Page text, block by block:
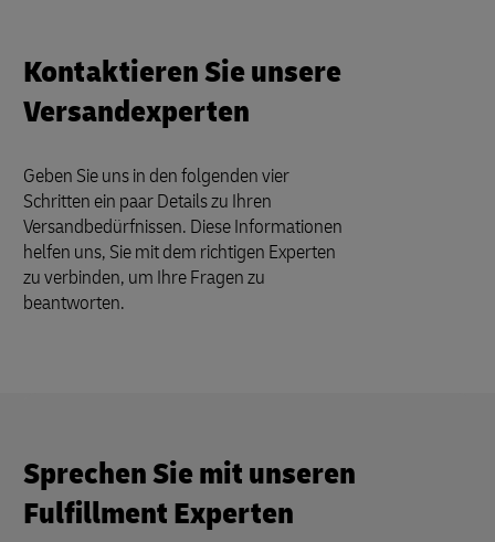
Kontaktieren Sie unsere
Versandexperten
Geben Sie uns in den folgenden vier
Schritten ein paar Details zu Ihren
Versandbedürfnissen. Diese Informationen
helfen uns, Sie mit dem richtigen Experten
zu verbinden, um Ihre Fragen zu
beantworten.
Sprechen Sie mit unseren
Fulfillment Experten